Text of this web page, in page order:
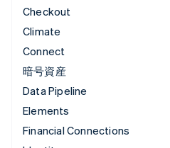
Checkout
Climate
Connect
暗号資産
Data Pipeline
Elements
Financial Connections